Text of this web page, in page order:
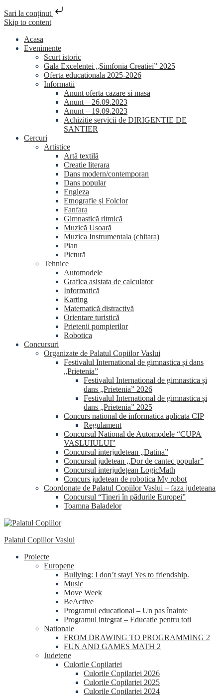
Sari la conținut
Skip to content
Acasa
Evenimente
Scurt istoric
Gala Excelentei „Simfonia Creatiei” 2025
Oferta educationala 2025-2026
Informatii
Anunt oferta cazare si masa
Anunt – 26.09.2023
Anunt – 19.09.2023
Achizitie servicii de DIRIGENTIE DE
SANTIER
Cercuri
Artistice
Artă textilă
Creatie literara
Dans modern/contemporan
Dans popular
Engleza
Etnografie și Folclor
Fanfara
Gimnastică ritmică
Muzică Usoară
Muzica Instrumentala (chitara)
Pian
Pictură
Tehnice
Automodele
Grafica asistata de calculator
Informatică
Karting
Matematică distractivă
Orientare turistică
Prietenii pompierilor
Robotica
Concursuri
Organizate de Palatul Copiilor Vaslui
Festivalul International de gimnastica și dans
„Prietenia”
Festivalul International de gimnastica și
dans „Prietenia” 2026
Festivalul International de gimnastica și
dans „Prietenia” 2025
Concurs national de informatica aplicata CIP
Regulament
Concursul National de Automodele “CUPA
VASLUIULUI”
Concursul interjudetean „Datina”
Concursul judetean ,,Dor de cantec popular”
Concursul interjudețean LogicMath
Concurs judetean de robotica My robot
Coordonate de Palatul Copiilor Vaslui – faza judeteana
Concursul “Tineri în pădurile Europei”
Toamna Baladelor
Palatul Copiilor Vaslui
Proiecte
Europene
Bullying: I don’t stay! Yes to friendship.
Music
Move Week
BeActive
Programul educational – Un pas înainte
Programul integrat – Educatie pentru toti
Nationale
FROM DRAWING TO PROGRAMMING 2
FUN AND GAMES MATH 2
Judetene
Culorile Copilariei
Culorile Copilariei 2026
Culorile Copilariei 2025
Culorile Copilariei 2024